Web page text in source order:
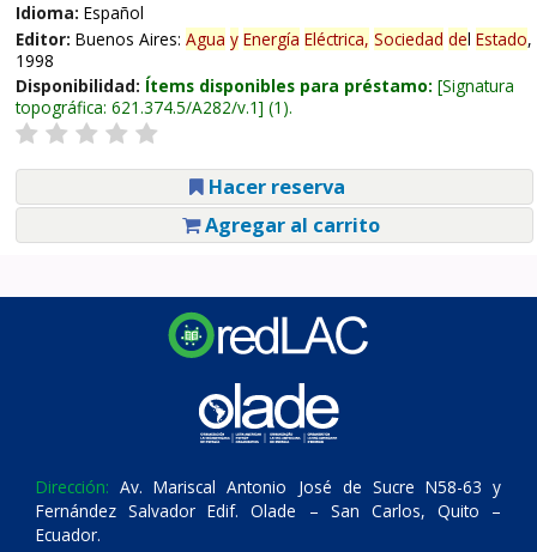
Idioma: Español
Editor: Buenos Aires: Agua y Energía Eléctrica, Sociedad del Estado,
1998
Disponibilidad: Ítems disponibles para préstamo: Signatura
topográfica: 621.374.5/A282/v.1 (1).
Hacer reserva
Agregar al carrito
Dirección: Av. Mariscal Antonio José de Sucre N58-63 y
Fernández Salvador Edif. Olade – San Carlos, Quito –
Ecuador.